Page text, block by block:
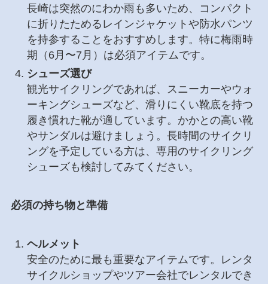
長崎は突然のにわか雨も多いため、コンパクト
に折りたためるレインジャケットや防水パンツ
を持参することをおすすめします。特に梅雨時
期（6月〜7月）は必須アイテムです。
シューズ選び
観光サイクリングであれば、スニーカーやウォ
ーキングシューズなど、滑りにくい靴底を持つ
履き慣れた靴が適しています。かかとの高い靴
やサンダルは避けましょう。長時間のサイクリ
ングを予定している方は、専用のサイクリング
シューズも検討してみてください。
必須の持ち物と準備
ヘルメット
安全のために最も重要なアイテムです。レンタ
サイクルショップやツアー会社でレンタルでき